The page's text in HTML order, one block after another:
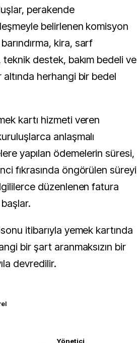
perakende
belirlenen komisyon
kira, sarf
destek, bakım bedeli ve
herhangi bir bedel
kartı hizmeti veren
anlaşmalı
yapılan ödemelerin süresi,
fıkrasında öngörülen süreyi
düzenlenen fatura
itibarıyla yemek kartında
bir şart aranmaksızın bir
devredilir.
Yönetici